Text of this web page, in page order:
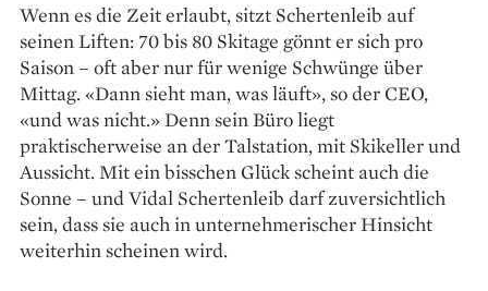
Wenn es die Zeit erlaubt, sitzt Schertenleib auf
seinen Liften: 70 bis 80 Skitage gönnt er sich pro
Saison – oft aber nur für wenige Schwünge über
Mittag. «Dann sieht man, was läuft», so der CEO,
«und was nicht.» Denn sein Büro liegt
praktischerweise an der Talstation, mit Skikeller und
Aussicht. Mit ein bisschen Glück scheint auch die
Sonne – und Vidal Schertenleib darf zuversichtlich
sein, dass sie auch in unternehmerischer Hinsicht
weiterhin scheinen wird.